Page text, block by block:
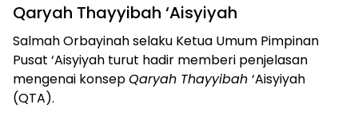
Qaryah Thayyibah ‘Aisyiyah
Salmah Orbayinah selaku Ketua Umum Pimpinan
Pusat ‘Aisyiyah turut hadir memberi penjelasan
mengenai konsepQaryah Thayyibah ‘Aisyiyah
(QTA).